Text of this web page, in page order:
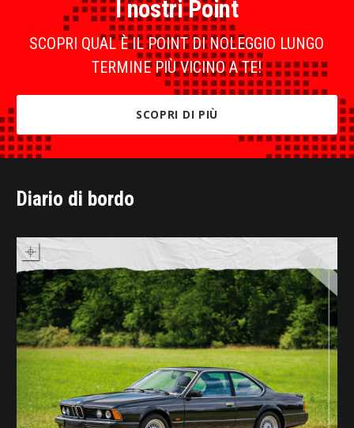
I nostri Point
SCOPRI QUAL È IL POINT DI NOLEGGIO LUNGO
TERMINE PIÙ VICINO A TE!
SCOPRI DI PIÙ
Diario di bordo